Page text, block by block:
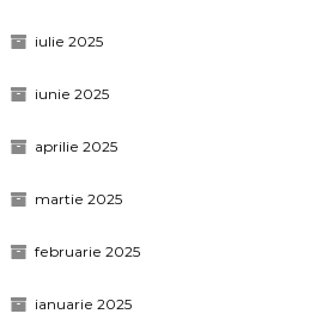
iulie 2025
iunie 2025
aprilie 2025
martie 2025
februarie 2025
ianuarie 2025